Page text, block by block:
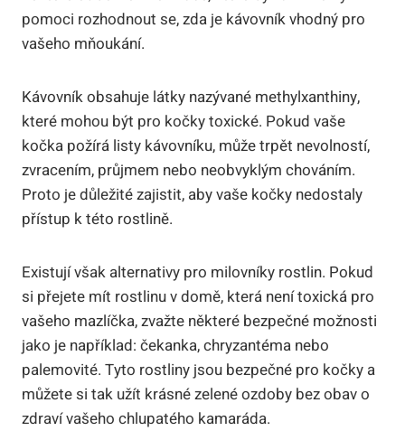
pomoci rozhodnout se, zda je kávovník vhodný pro
vašeho mňoukání.
Kávovník obsahuje látky nazývané methylxanthiny,
které mohou být pro kočky toxické. Pokud vaše
kočka požírá listy kávovníku, může trpět nevolností,
zvracením, průjmem nebo neobvyklým chováním.
Proto je důležité zajistit, aby vaše kočky nedostaly
přístup k této rostlině.
Existují však alternativy pro milovníky rostlin. Pokud
si přejete mít rostlinu v domě, která není toxická pro
vašeho mazlíčka, zvažte některé bezpečné možnosti
jako je například: čekanka, chryzantéma nebo
palemovité. Tyto rostliny jsou bezpečné pro kočky a
můžete si tak užít krásné zelené ozdoby bez obav o
zdraví vašeho chlupatého kamaráda.